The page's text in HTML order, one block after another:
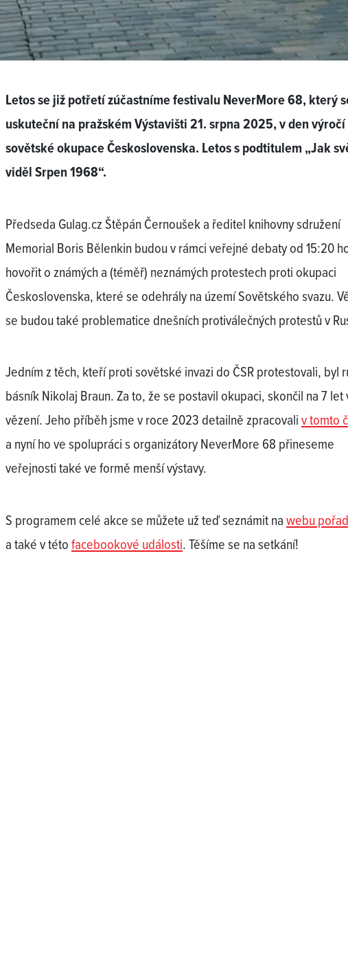
Letos se již potřetí zúčastníme festivalu NeverMore 68, který
uskuteční na pražském Výstavišti 21. srpna 2025, v den výročí
sovětské okupace Československa. Letos s podtitulem „Jak
viděl Srpen 1968“.
Předseda Gulag.cz Štěpán Černoušek a ředitel knihovny sdružení
Memorial Boris Bělenkin budou v rámci veřejné debaty od 15:20
hovořit o známých a (téměř) neznámých protestech proti okupaci
Československa, které se odehrály na území Sovětského svazu.
se budou také problematice dnešních protiválečných protestů v
Jedním z těch, kteří proti sovětské invazi do ČSR protestovali, byl
básník Nikolaj Braun. Za to, že se postavil okupaci, skončil na 7 let
vězení. Jeho příběh jsme v roce 2023 detailně zpracovaliv tomto
a nyní ho ve spolupráci s organizátory NeverMore 68 přineseme
veřejnosti také ve formě menší výstavy.
S programem celé akce se můžete už teď seznámit nawebu
a také v tétofacebookové události. Těšíme se na setkání!